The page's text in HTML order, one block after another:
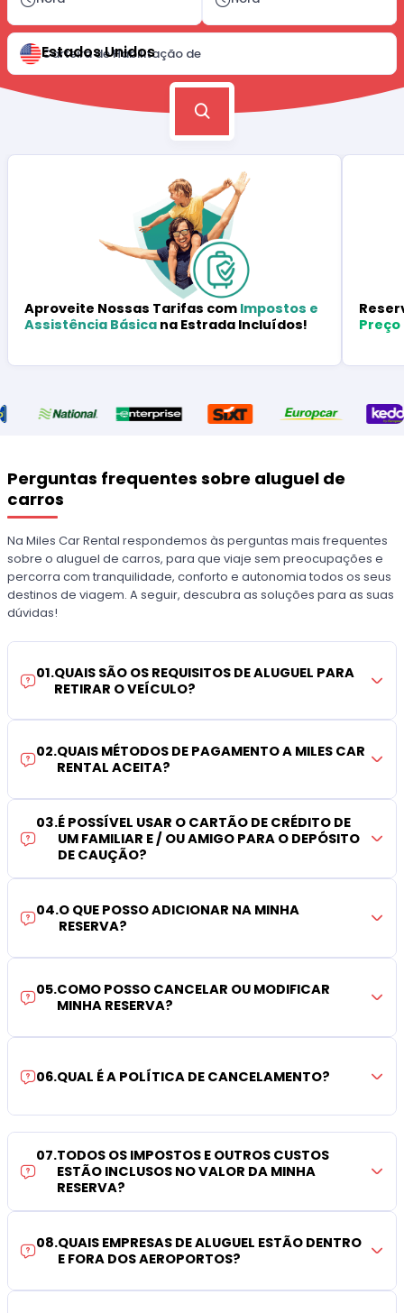
Carteira de Habilitação de
Estados Unidos
Aproveite Nossas Tarifas com Impostos e
Assistência Básica na Estrada Incluídos!
Preço
Perguntas frequentes sobre aluguel de
carros
Na Miles Car Rental respondemos às perguntas mais frequentes
sobre o aluguel de carros, para que viaje sem preocupações e
percorra com tranquilidade, conforto e autonomia todos os seus
destinos de viagem. A seguir, descubra as soluções para as suas
dúvidas!
01.QUAIS SÃO OS REQUISITOS DE ALUGUEL PARA
RETIRAR O VEÍCULO?
02.QUAIS MÉTODOS DE PAGAMENTO A MILES CAR
RENTAL ACEITA?
03.É POSSÍVEL USAR O CARTÃO DE CRÉDITO DE
UM FAMILIAR E / OU AMIGO PARA O DEPÓSITO
DE CAUÇÃO?
04.O QUE POSSO ADICIONAR NA MINHA
RESERVA?
05.COMO POSSO CANCELAR OU MODIFICAR
MINHA RESERVA?
06.QUAL É A POLÍTICA DE CANCELAMENTO?
07.TODOS OS IMPOSTOS E OUTROS CUSTOS
ESTÃO INCLUSOS NO VALOR DA MINHA
RESERVA?
08.QUAIS EMPRESAS DE ALUGUEL ESTÃO DENTRO
E FORA DOS AEROPORTOS?